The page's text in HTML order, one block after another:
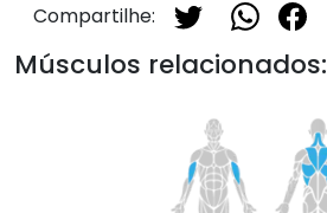
Compartilhe:
Músculos relacionados: